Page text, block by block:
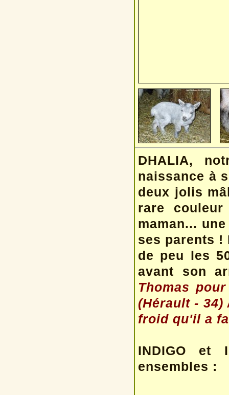
DHALIA,
naissance à
deux jolis
rare
maman...
ses parents !
de peu les
avant son
Thomas
(Hérault - 34)
froid qu'il a
INDIGO et
ensembles :